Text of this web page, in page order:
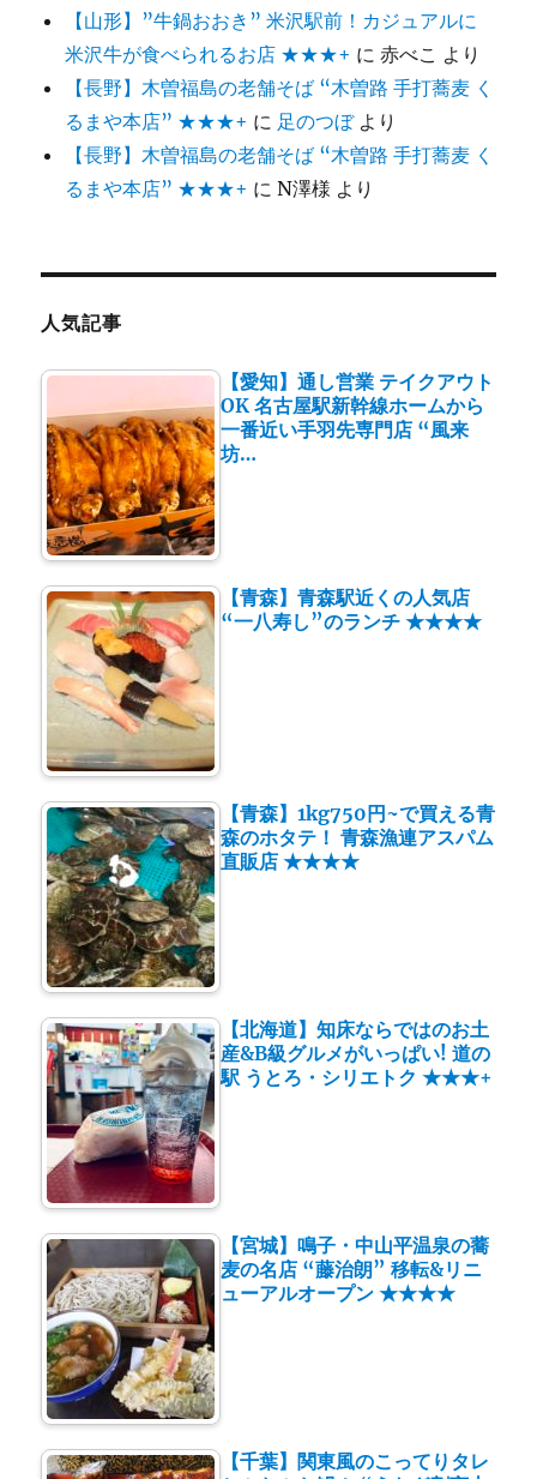
【山形】”牛鍋おおき” 米沢駅前！カジュアルに
米沢牛が食べられるお店 ★★★+ に赤べこ より
【長野】木曽福島の老舗そば “木曽路 手打蕎麦 く
るまや本店” ★★★+ に 足のつぼより
【長野】木曽福島の老舗そば “木曽路 手打蕎麦 く
るまや本店” ★★★+ にN澤様 より
人気記事
【愛知】通し営業 テイクアウト
OK 名古屋駅新幹線ホームから
一番近い手羽先専門店 “風来
坊…
【青森】青森駅近くの人気店
“一八寿し”のランチ ★★★★
【青森】1kg750円~で買える青
森のホタテ！ 青森漁連アスパム
直販店 ★★★★
【北海道】知床ならではのお土
産&B級グルメがいっぱい! 道の
駅 うとろ・シリエトク ★★★+
【宮城】鳴子・中山平温泉の蕎
麦の名店 “藤治朗” 移転&リニ
ューアルオープン ★★★★
【千葉】関東風のこってりタレ